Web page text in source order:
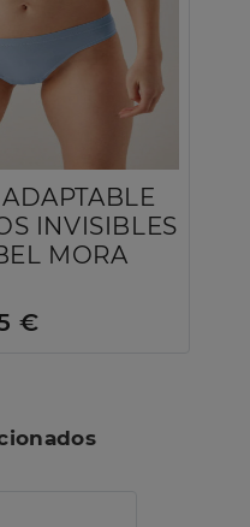
INVISIBLES
MORA
€